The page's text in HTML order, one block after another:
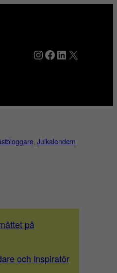
Instagram
Facebook
LinkedIn
X
, Julkalendern
på
och Inspiratör